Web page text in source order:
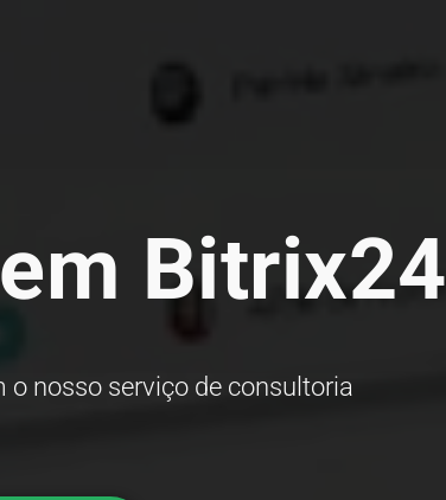
Bitrix24
nosso serviço de consultoria